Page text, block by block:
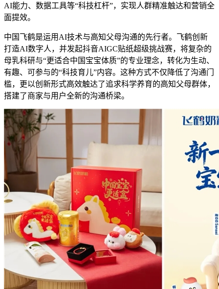
AI能力、数据工具等“科技杠杆”，实现人群精准触达和营销全
面提效。
中国飞鹤是运用AI技术与高知父母沟通的先行者。飞鹤创新
打造AI数字人，并发起抖音AIGC贴纸超级挑战赛，将复杂的
母乳科研与“更适合中国宝宝体质”的专业理念，转化为生动、
有趣、可参与的“科技育儿”内容。这种方式不仅降低了沟通门
槛，更以创新形式高效触达了追求科学养育的高知父母群体，
搭建了商家与用户全新的沟通桥梁。